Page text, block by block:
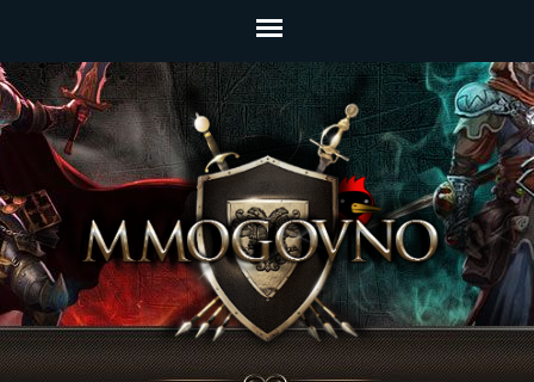
Главное
меню
Jump to navigation